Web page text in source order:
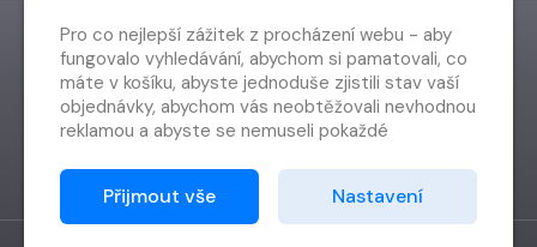
Pro co nejlepší zážitek z procházení webu - aby
fungovalo vyhledávání, abychom si pamatovali, co
máte v košíku, abyste jednoduše zjistili stav vaší
objednávky, abychom vás neobtěžovali nevhodnou
reklamou a abyste se nemuseli pokaždé
Proto od vás potřebujeme souhlas se
zpracováním souborů cookies
Přijmout vše Nastavení